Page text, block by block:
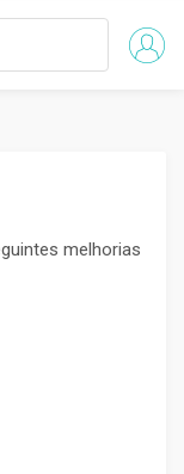
melhorias